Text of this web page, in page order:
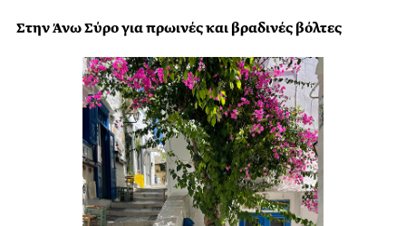
Στην Άνω Σύρο για πρωινές και βραδινές βόλτες